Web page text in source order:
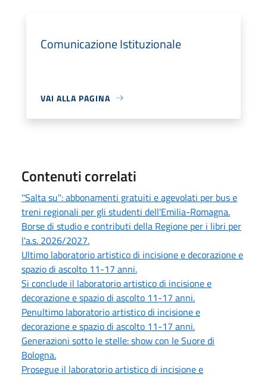
Comunicazione Istituzionale
VAI ALLA PAGINA
Contenuti correlati
''Salta su'': abbonamenti gratuiti e agevolati per bus e
treni regionali per gli studenti dell'Emilia-Romagna.
Borse di studio e contributi della Regione per i libri per
l'a.s. 2026/2027.
Ultimo laboratorio artistico di incisione e decorazione e
spazio di ascolto 11-17 anni.
Si conclude il laboratorio artistico di incisione e
decorazione e spazio di ascolto 11-17 anni.
Penultimo laboratorio artistico di incisione e
decorazione e spazio di ascolto 11-17 anni.
Generazioni sotto le stelle: show con le Suore di
Bologna.
Prosegue il laboratorio artistico di incisione e